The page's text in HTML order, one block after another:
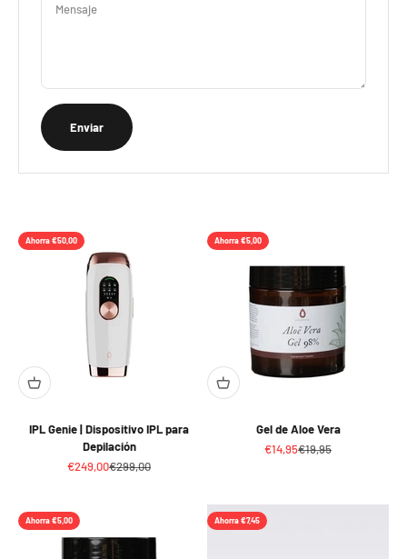
Mensaje
Enviar
Ahorra €50,00
IPL Genie | Dispositivo IPL para
Depilación
Precio de oferta
€249,00Precio normal
€299,00
Ahorra €5,00
Gel de Aloe Vera
Precio de oferta
€14,95Precio normal
€19,95
Ahorra €5,00 Ahorra €7,45